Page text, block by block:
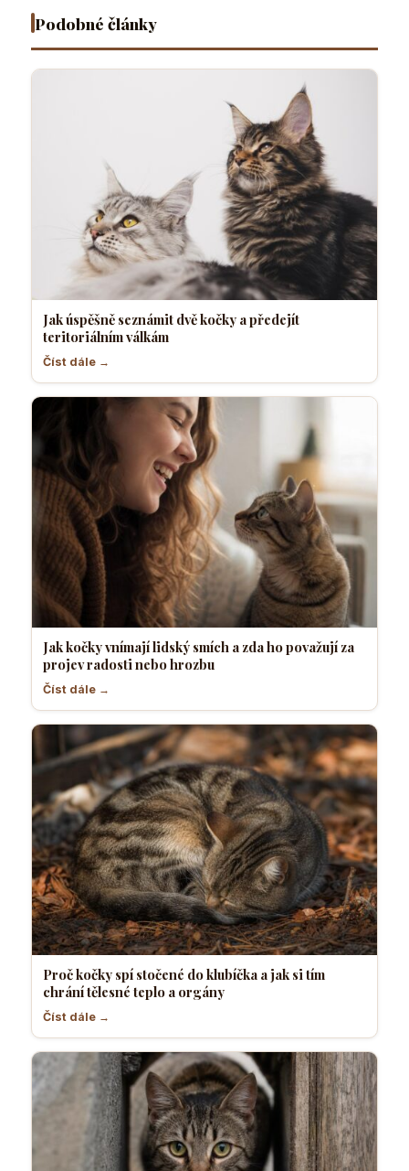
Podobné články
Jak úspěšně seznámit dvě kočky a předejít
teritoriálním válkám
Číst dále →
Jak kočky vnímají lidský smích a zda ho považují za
projev radosti nebo hrozbu
Číst dále →
Proč kočky spí stočené do klubíčka a jak si tím
chrání tělesné teplo a orgány
Číst dále →